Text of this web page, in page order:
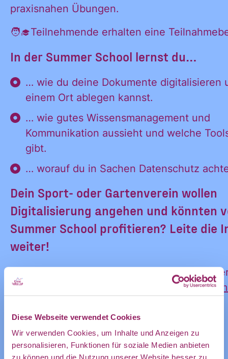
Diese Webseite verwendet Cookies
Wir verwenden Cookies, um Inhalte und Anzeigen zu
personalisieren, Funktionen für soziale Medien anbieten
zu können und die Nutzung unserer Website besser zu
praxisnahen Übungen.
🧑‍🎓Teilnehmende erhalten eine
In der Summer School lernst du…
… wie du deine Dokumente digitalisieren
einem Ort ablegen kannst.
… wie gutes Wissensmanagement und
Kommunikation aussieht und welche
gibt.
… worauf du in Sachen Datenschutz
Dein Sport- oder Gartenverein wollen
Digitalisierung angehen und könnten
Summer School profitieren? Leite die
weiter!
🔗 Alle Infos rund um die Summer School
https://lab.correlaid.org/weiterbildungen/
ZUR VERANSTALTUNG IM COMMUNITY-
KALENDER
Ja, ich möchte
Informationen
Ankündigungen
des CDL direkt
in mein
persönliches
Postfach:
Ja, ich
möchte alle
und
des CDL
direkt in